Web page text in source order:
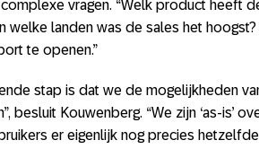
vragen. “Welk product heeft
welke landen was de sales het
te openen.”
stap is dat we de mogelijkheden
besluit Kouwenberg. “We zijn ‘as-is’
er eigenlijk nog precies